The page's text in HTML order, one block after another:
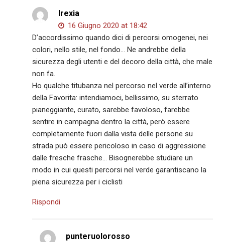
Irexia
16 Giugno 2020 at 18:42
D’accordissimo quando dici di percorsi omogenei, nei
colori, nello stile, nel fondo… Ne andrebbe della
sicurezza degli utenti e del decoro della città, che male
non fa.
Ho qualche titubanza nel percorso nel verde all’interno
della Favorita: intendiamoci, bellissimo, su sterrato
pianeggiante, curato, sarebbe favoloso, farebbe
sentire in campagna dentro la città, però essere
completamente fuori dalla vista delle persone su
strada può essere pericoloso in caso di aggressione
dalle fresche frasche… Bisognerebbe studiare un
modo in cui questi percorsi nel verde garantiscano la
piena sicurezza per i ciclisti
Rispondi
punteruolorosso